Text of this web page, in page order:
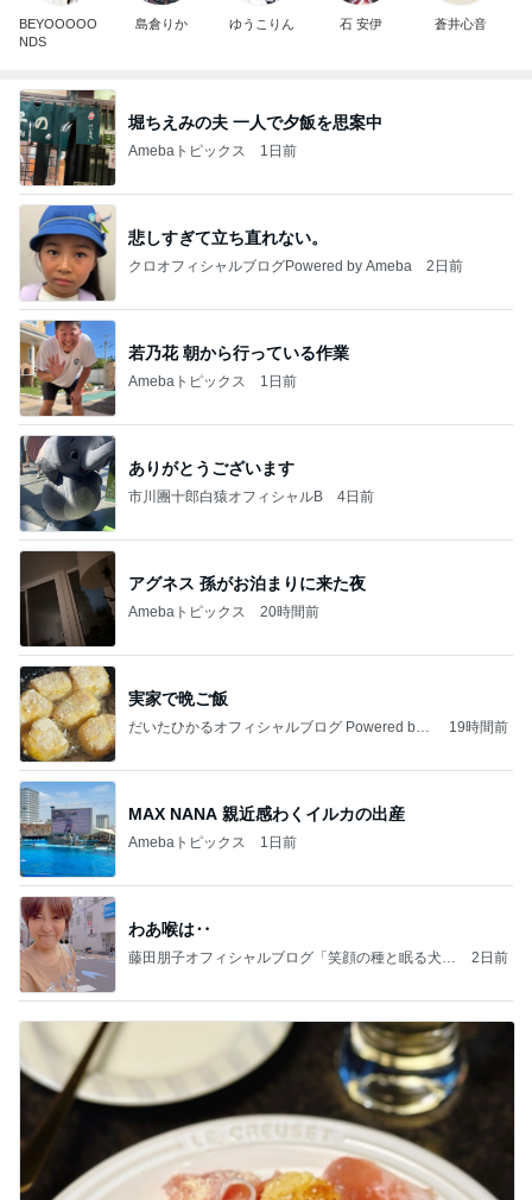
BEYOOOOO
NDS
島倉りか ゆうこりん 石 安伊 蒼井心音
堀ちえみの夫 一人で夕飯を思案中
Amebaトピックス 1日前
悲しすぎて立ち直れない。
クロオフィシャルブログPowered by Ameba 2日前
若乃花 朝から行っている作業
Amebaトピックス 1日前
ありがとうございます
市川團十郎白猿オフィシャルB 4日前
アグネス 孫がお泊まりに来た夜
Amebaトピックス 20時間前
実家で晩ご飯
だいたひかるオフィシャルブログ Powered by
19時間前
MAX NANA 親近感わくイルカの出産
Amebaトピックス 1日前
わあ喉は‥
藤田朋子オフィシャルブログ「笑顔の種と眠る犬」
2日前